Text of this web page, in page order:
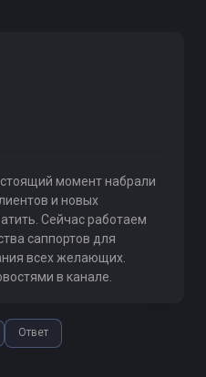
момент набрали
и новых
Сейчас работаем
саппортов для
всех желающих.
в канале.
Ответ